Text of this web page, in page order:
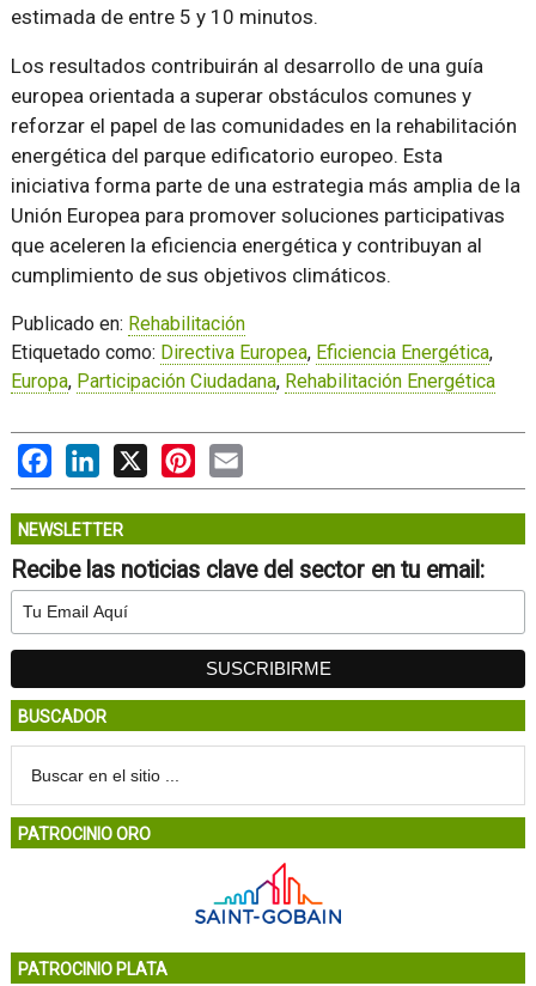
estimada de entre 5 y 10 minutos.
Los resultados contribuirán al desarrollo de una guía
europea orientada a superar obstáculos comunes y
reforzar el papel de las comunidades en la rehabilitación
energética del parque edificatorio europeo. Esta
iniciativa forma parte de una estrategia más amplia de la
Unión Europea para promover soluciones participativas
que aceleren la eficiencia energética y contribuyan al
cumplimiento de sus objetivos climáticos.
Publicado en: Rehabilitación
Etiquetado como: Directiva Europea, Eficiencia Energética,
Europa, Participación Ciudadana, Rehabilitación Energética
FacebookLinkedIn
X PinterestEmail
NEWSLETTER
Recibe las noticias clave del sector en tu email:
BUSCADOR
PATROCINIO ORO
PATROCINIO PLATA